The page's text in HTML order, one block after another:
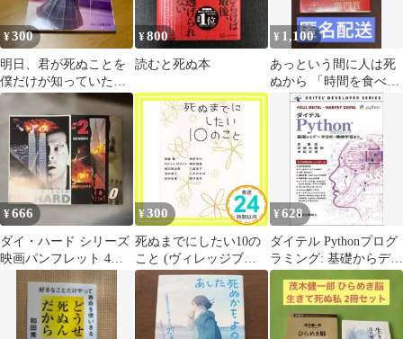
¥300
明日、君が死ぬことを
僕だけが知っていた
s97
¥800
読むと死ぬ本
¥ 1,100
あっという間に人は死
ぬから 「時間を食べつ
くすモンスター」の正
体と倒し方 佐藤舞
¥666
ダイ・ハード シリーズ
映画パンフレット 4冊
セット
¥300
死ぬまでにしたい10の
こと (ヴィレッジブッ
クス P サ 1-1) 齋藤 薫
¥628
ダイテル Pythonプログ
ラミング: 基礎からデー
タ分析・機械学習まで